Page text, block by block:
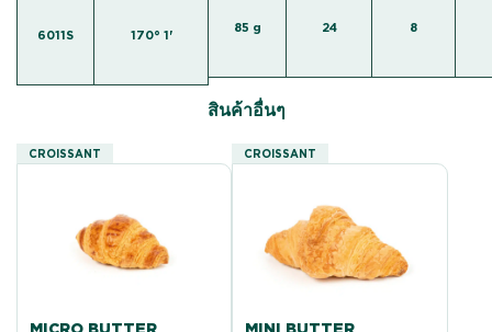
6011S 170° 1' 85 g 24 8
สินค้าอื่นๆ
CROISSANT
MICRO BUTTER
CROISSANT
MINI BUTTER